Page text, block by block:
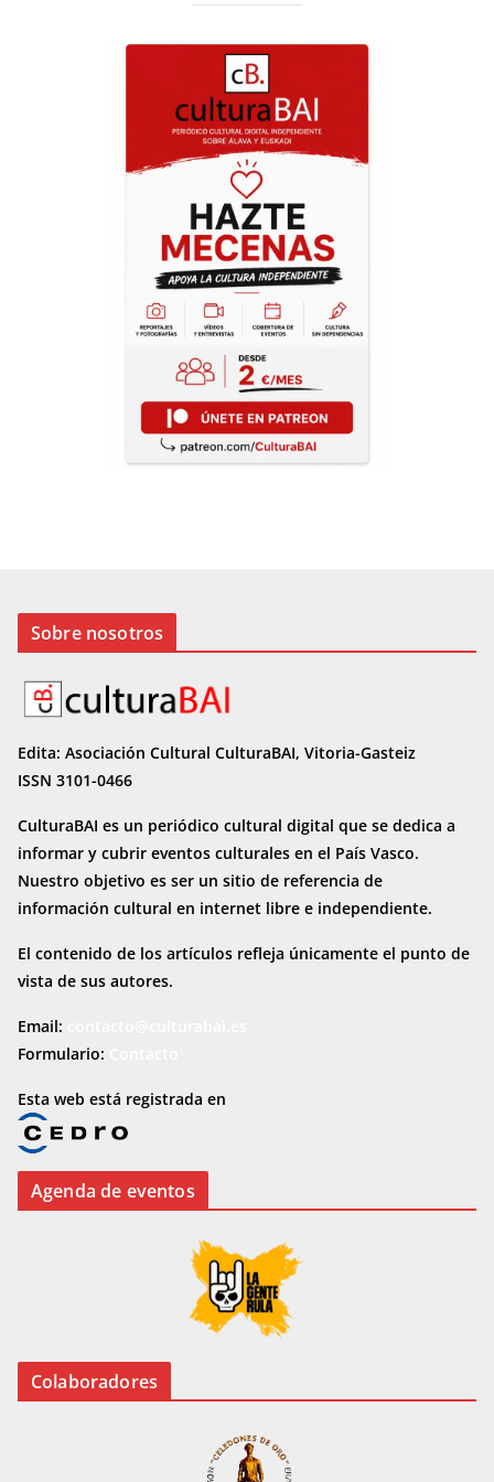
Sobre nosotros
Edita: Asociación Cultural CulturaBAI, Vitoria-Gasteiz
ISSN 3101-0466
CulturaBAI es un periódico cultural digital que se dedica a
informar y cubrir eventos culturales en el País Vasco.
Nuestro objetivo es ser un sitio de referencia de
información cultural en internet libre e independiente.
El contenido de los artículos refleja únicamente el punto de
vista de sus autores.
Email:
Formulario:
Esta web está registrada en
Agenda de eventos
Colaboradores